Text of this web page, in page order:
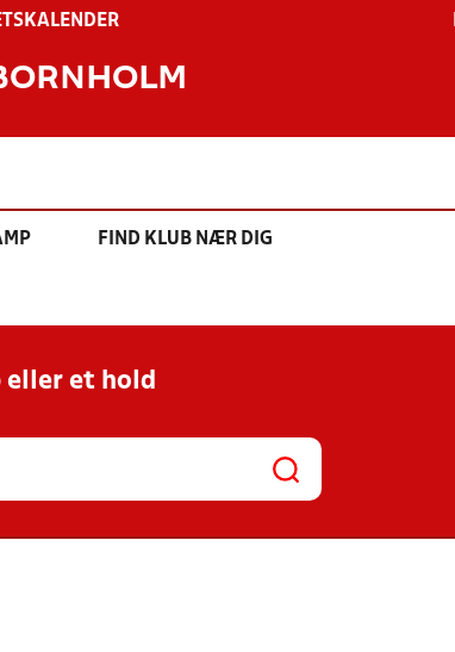
FIND KLUB NÆR DIG
eller et hold